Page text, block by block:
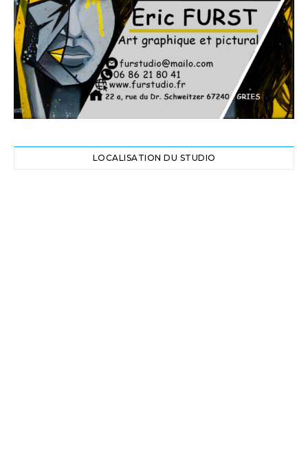
LOCALISATION DU STUDIO